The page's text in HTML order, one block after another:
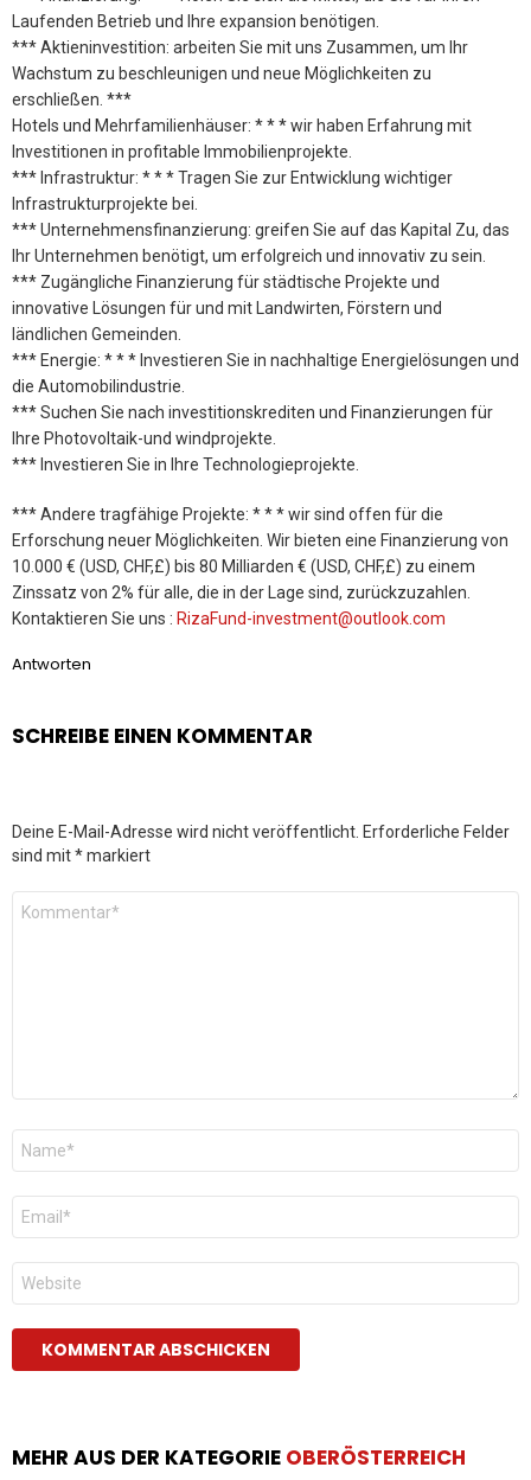
Laufenden Betrieb und Ihre expansion benötigen.
*** Aktieninvestition: arbeiten Sie mit uns Zusammen, um Ihr
Wachstum zu beschleunigen und neue Möglichkeiten zu
erschließen. ***
Hotels und Mehrfamilienhäuser: * * * wir haben Erfahrung mit
Investitionen in profitable Immobilienprojekte.
*** Infrastruktur: * * * Tragen Sie zur Entwicklung wichtiger
Infrastrukturprojekte bei.
*** Unternehmensfinanzierung: greifen Sie auf das Kapital Zu, das
Ihr Unternehmen benötigt, um erfolgreich und innovativ zu sein.
*** Zugängliche Finanzierung für städtische Projekte und
innovative Lösungen für und mit Landwirten, Förstern und
ländlichen Gemeinden.
*** Energie: * * * Investieren Sie in nachhaltige Energielösungen und
die Automobilindustrie.
*** Suchen Sie nach investitionskrediten und Finanzierungen für
Ihre Photovoltaik-und windprojekte.
*** Investieren Sie in Ihre Technologieprojekte.
*** Andere tragfähige Projekte: * * * wir sind offen für die
Erforschung neuer Möglichkeiten. Wir bieten eine Finanzierung von
10.000 € (USD, CHF,£) bis 80 Milliarden € (USD, CHF,£) zu einem
Zinssatz von 2% für alle, die in der Lage sind, zurückzuzahlen.
Kontaktieren Sie uns : RizaFund-investment@outlook.com
Antworten
SCHREIBE EINEN KOMMENTAR
Deine E-Mail-Adresse wird nicht veröffentlicht. Erforderliche Felder
sind mit*markiert
Kommentar
Name
E-
Mail
*
Website
MEHR AUS DER KATEGORIE OBERÖSTERREICH